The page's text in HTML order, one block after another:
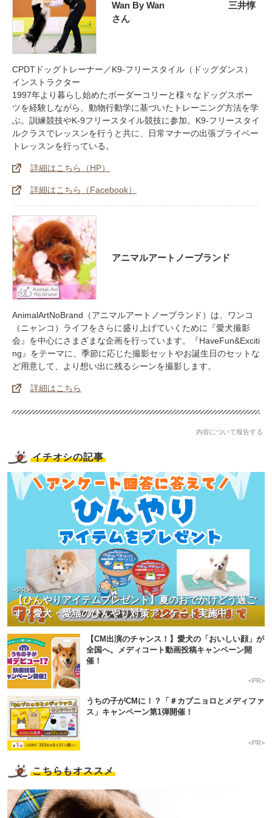
Wan By Wan 三井惇
さん
CPDTドッグトレーナー／K9-フリースタイル（ドッグダンス）
インストラクター
1997年より暮らし始めたボーダーコリーと様々なドッグスポー
ツを経験しながら、動物行動学に基づいたトレーニング方法を学
ぶ。訓練競技やK-9フリースタイル競技に参加。K9-フリースタイ
ルクラスでレッスンを行うと共に、日常マナーの出張プライベー
トレッスンを行っている。
詳細はこちら（HP）
詳細はこちら（Facebook）
アニマルアートノーブランド
AnimalArtNoBrand（アニマルアートノーブランド）は、ワンコ
（ニャンコ）ライフをさらに盛り上げていくために『愛犬撮影
会』を中心にさまざまな企画を行っています。『HaveFun&Exciti
ng』をテーマに、季節に応じた撮影セットやお誕生日のセットな
ど用意して、より想い出に残るシーンを撮影します。
詳細はこちら
内容について報告する
イチオシの記事
【ひんやりアイテムプレゼント】夏のおでかけどう過ご
す？愛犬・愛猫のひんやり対策アンケート実施中！
<PR>
【CM出演のチャンス！】愛犬の「おいしい顔」が
全国へ。メディコート動画投稿キャンペーン開
催！
<PR>
うちの子がCMに！？「＃カブニョロとメディファ
ス」キャンペーン第1弾開催！
<PR>
こちらもオススメ